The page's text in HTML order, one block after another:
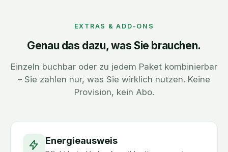
EXTRAS & ADD-ONS
Genau das dazu, was Sie brauchen.
Einzeln buchbar oder zu jedem Paket kombinierbar
– Sie zahlen nur, was Sie wirklich nutzen. Keine
Provision, kein Abo.
Energieausweis